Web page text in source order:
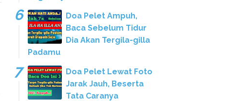
Doa Pelet Ampuh,
Baca Sebelum Tidur
Dia Akan Tergila-gilla
Padamu
Doa Pelet Lewat Foto
Jarak Jauh, Beserta
Tata Caranya